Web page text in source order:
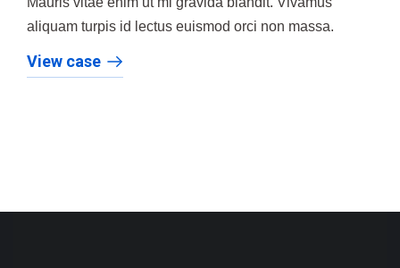
aliquam turpis id lectus euismod orci non massa.
View case